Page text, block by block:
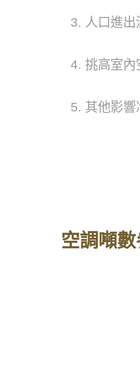
人口進
挑高室內
其他影響
空調噸